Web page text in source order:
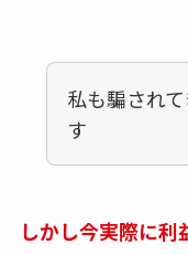
私も騙され
す
しかし今実際に利